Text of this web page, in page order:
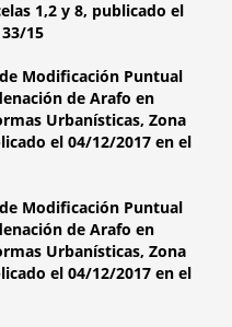
1,2 y 8, publicado el
15
Modificación Puntual
de Arafo en
Urbanísticas, Zona
el 04/12/2017 en el
Modificación Puntual
de Arafo en
Urbanísticas, Zona
el 04/12/2017 en el